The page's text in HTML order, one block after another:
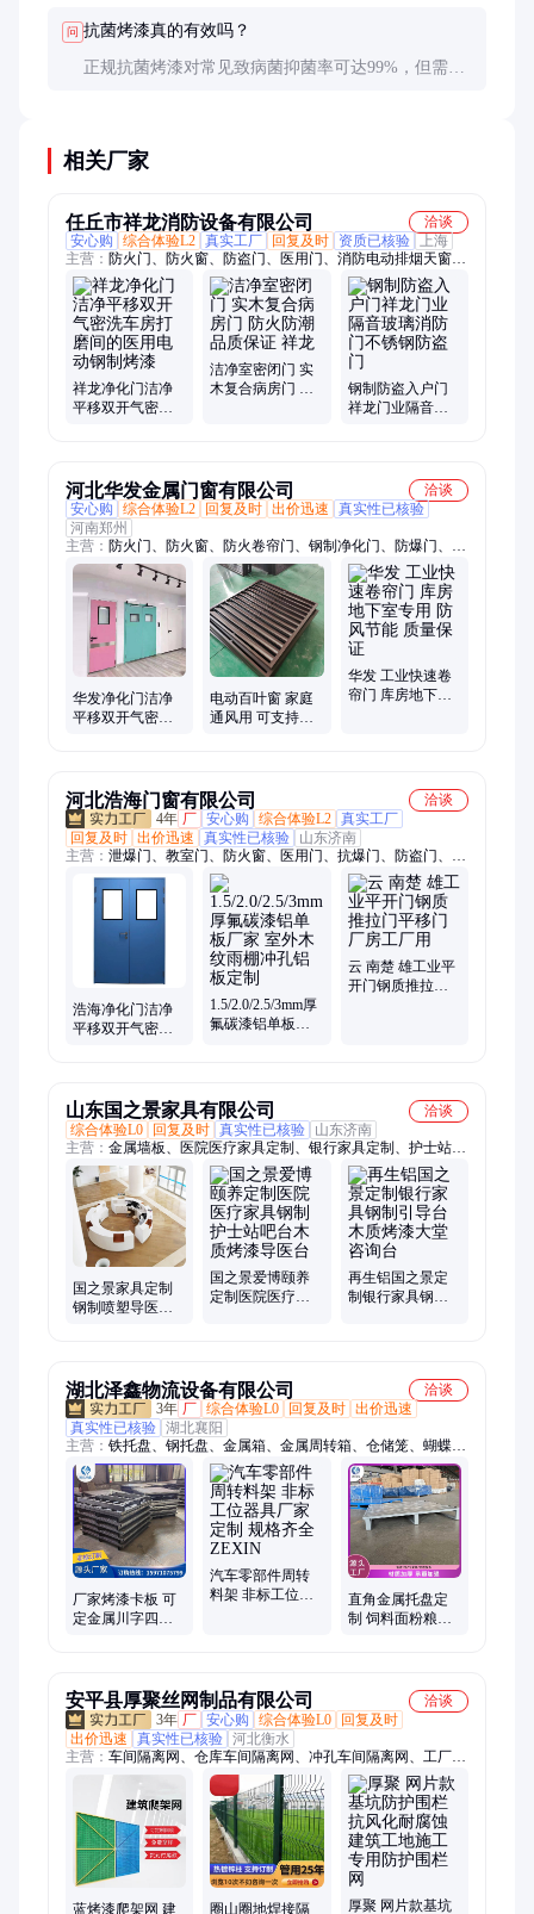
问 抗菌烤漆真的有效吗？
正规抗菌烤漆对常见致病菌抑菌率可达99%，但需配
相关厂家
任丘市祥龙消防设备有限公司
洽谈
安心购
综合体验L2 真实工厂 回复及时 资质已核验
上海
主营： 防火门、防火窗、防盗门、医用门、消防电动排烟天窗、
防火卷帘门、防爆门、铝单板、百叶窗
祥龙净化门洁净
平移双开气密洗
洁净室密闭门 实
木复合病房门 防
钢制防盗入户门
祥龙门业隔音玻
河北华发金属门窗有限公司
洽谈
安心购
综合体验L2 回复及时 出价迅速
真实性已核验
河南郑州
主营： 防火门、防火窗、防火卷帘门、钢制净化门、防爆门、防
爆窗
华发净化门洁净
平移双开气密洗
电动百叶窗 家庭
通风用 可支持订
华发 工业快速卷
帘门 库房地下室
河北浩海门窗有限公司
洽谈
4年 厂 安心购 综合体验L2 真实工厂
回复及时 出价迅速 真实性已核验
山东济南
主营： 泄爆门、教室门、防火窗、医用门、抗爆门、防盗门、猪
舍门、宿舍门、中悬窗、铝单板、防爆门、防火门、储藏间门、
断桥门窗、医疗钢质门、防火防爆窗、防火安全门、家用入户
门、消防救援窗、消防玻璃窗、防火卷帘门、钢质净化门、楼宇
单元门、防爆密闭门、断桥铝门窗
浩海净化门洁净
平移双开气密洗
1.5/2.0/2.5/3mm厚
氟碳漆铝单板厂
云 南楚 雄工业平
开门钢质推拉门
山东国之景家具有限公司
洽谈
综合体验L0
回复及时 真实性已核验
山东济南
主营： 金属墙板、医院医疗家具定制、银行家具定制、护士站定
制、导诊台定制、治疗柜定制、处置柜定制、养老家具
国之景家具定制
钢制喷塑导医台
国之景爱博颐养
定制医院医疗家
再生铝国之景定
制银行家具钢制
湖北泽鑫物流设备有限公司
洽谈
3年 厂 综合体验L0 回复及时 出价迅速
真实性已核验 湖北襄阳
主营： 铁托盘、钢托盘、金属箱、金属周转箱、仓储笼、蝴蝶
笼、工位器具、周转料架、铁屑箱、巧固架、堆垛架、转运架、
工装架、周转架、货架
厂家烤漆卡板 可
定金属川字四面
汽车零部件周转
料架 非标工位器
直角金属托盘定
制 饲料面粉粮油
安平县厚聚丝网制品有限公司
洽谈
3年 厂 安心购 综合体验L0
回复及时
出价迅速
真实性已核验 河北衡水
主营： 车间隔离网、仓库车间隔离网、冲孔车间隔离网、工厂车
间隔离护栏、钢筋加工棚、建筑防护栏、车间隔离网护栏、车间
围挡、仓库隔离网、工业围栏
蓝烤漆爬架网 建 圈山圈地焊接隔 厚聚 网片款基坑